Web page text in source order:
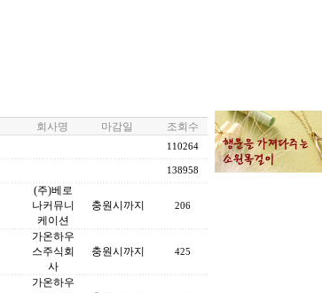
회사명 마감일
조회수
110264
138958
(주)베로
나커뮤니
케이션
충원시까지 206
가온하우
스주식회
사
충원시까지 425
가온하우